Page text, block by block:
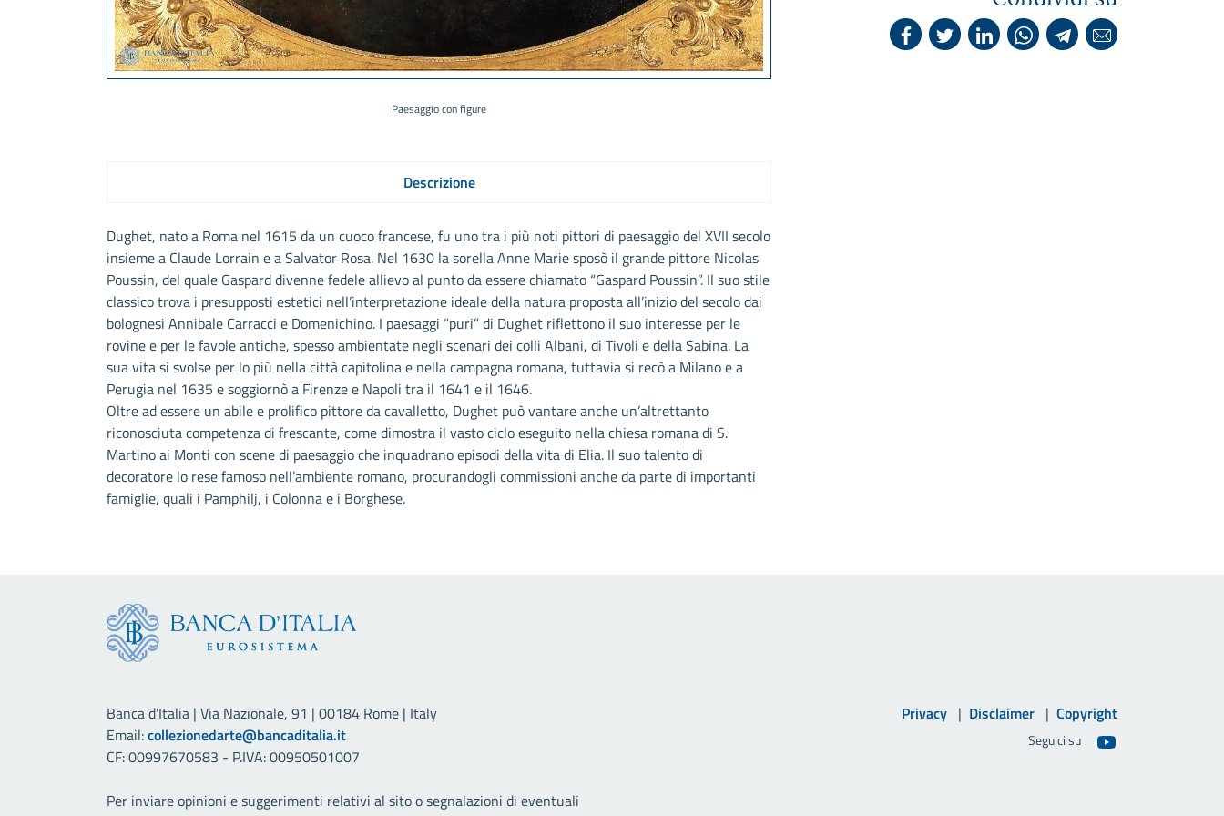
Paesaggio con figure
Descrizione
Dughet, nato a Roma nel 1615 da un cuoco francese, fu uno tra i più noti pittori di paesaggio del XVII secolo
insieme a Claude Lorrain e a Salvator Rosa. Nel 1630 la sorella Anne Marie sposò il grande pittore Nicolas
Poussin, del quale Gaspard divenne fedele allievo al punto da essere chiamato “Gaspard Poussin”. Il suo stile
classico trova i presupposti estetici nell’interpretazione ideale della natura proposta all’inizio del secolo dai
bolognesi Annibale Carracci e Domenichino. I paesaggi “puri” di Dughet riflettono il suo interesse per le
rovine e per le favole antiche, spesso ambientate negli scenari dei colli Albani, di Tivoli e della Sabina. La
sua vita si svolse per lo più nella città capitolina e nella campagna romana, tuttavia si recò a Milano e a
Perugia nel 1635 e soggiornò a Firenze e Napoli tra il 1641 e il 1646.
Oltre ad essere un abile e prolifico pittore da cavalletto, Dughet può vantare anche un’altrettanto
riconosciuta competenza di frescante, come dimostra il vasto ciclo eseguito nella chiesa romana di S.
Martino ai Monti con scene di paesaggio che inquadrano episodi della vita di Elia. Il suo talento di
decoratore lo rese famoso nell’ambiente romano, procurandogli commissioni anche da parte di importanti
famiglie, quali i Pamphilj, i Colonna e i Borghese.
Banca d'Italia | Via Nazionale, 91 | 00184 Rome | Italy
Email:collezionedarte@bancaditalia.it
CF: 00997670583 - P.IVA: 00950501007
Per inviare opinioni e suggerimenti relativi al sito o segnalazioni di eventuali
Privacy Disclaimer Copyright
Seguici su